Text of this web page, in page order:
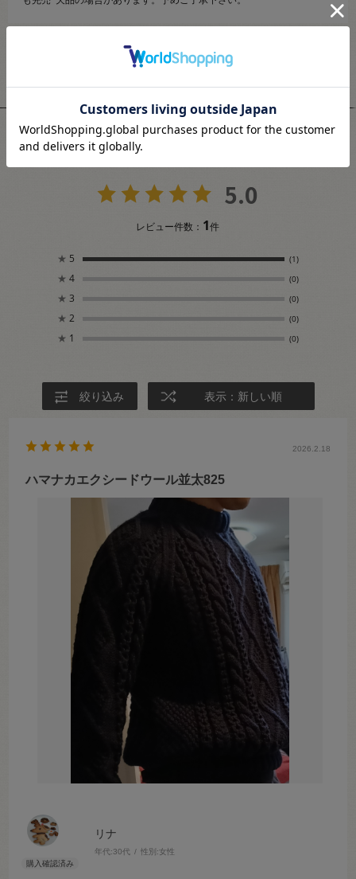
ユーザーレビュー
5.0
レビュー件数： 1件
★ 5 (1)
★ 4 (0)
★ 3 (0)
★ 2 (0)
★ 1 (0)
絞り込み 表示：新しい順
リナ
年代:30代 性別:女性
2026.2.18
ハマナカエクシードウール並太825